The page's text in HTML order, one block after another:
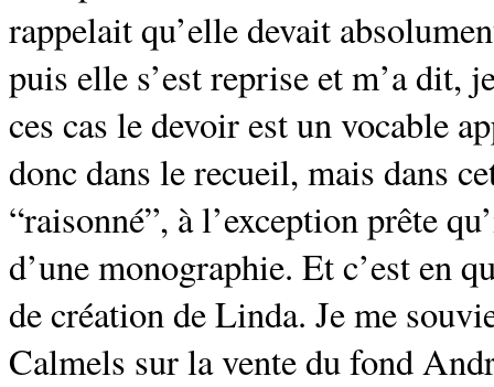
rappelait qu’elle devait
puis elle s’est reprise et m’a dit,
ces cas le devoir est un vocable
donc dans le recueil, mais dans
“raisonné”, à l’exception prête
d’une monographie. Et c’est en
de création de Linda. Je me
Calmels sur la vente du fond